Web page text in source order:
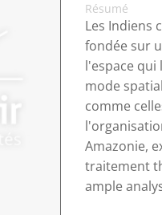
Résumé
Les Indiens
fondée sur
l'espace qui
mode
comme
Amazonie,
traitement
ample